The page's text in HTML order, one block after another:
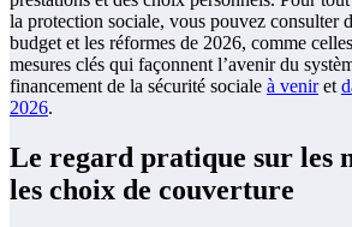
la protection sociale, vous pouvez consulter
budget et les réformes de 2026, comme
mesures clés qui façonnent l’avenir du
financement de la sécurité sociale à veniret
2026.
Le regard pratique sur les
les choix de couverture